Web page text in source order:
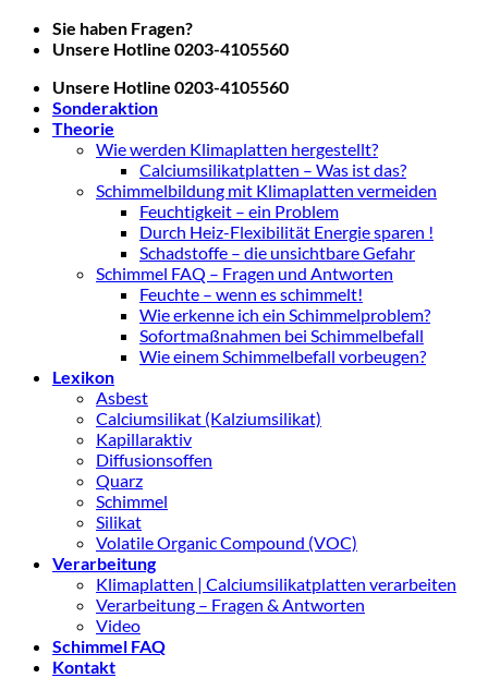
Zum
Inhalt
Sie haben Fragen?
Unsere Hotline 0203-4105560
Unsere Hotline 0203-4105560
Sonderaktion
Theorie
Wie werden Klimaplatten hergestellt?
Calciumsilikatplatten – Was ist das?
Schimmelbildung mit Klimaplatten vermeiden
Feuchtigkeit – ein Problem
Durch Heiz-Flexibilität Energie sparen !
Schadstoffe – die unsichtbare Gefahr
Schimmel FAQ – Fragen und Antworten
Feuchte – wenn es schimmelt!
Wie erkenne ich ein Schimmelproblem?
Sofortmaßnahmen bei Schimmelbefall
Wie einem Schimmelbefall vorbeugen?
Lexikon
Asbest
Calciumsilikat (Kalziumsilikat)
Kapillaraktiv
Diffusionsoffen
Quarz
Schimmel
Silikat
Volatile Organic Compound (VOC)
Verarbeitung
Klimaplatten | Calciumsilikatplatten verarbeiten
Verarbeitung – Fragen & Antworten
Video
Schimmel FAQ
Kontakt